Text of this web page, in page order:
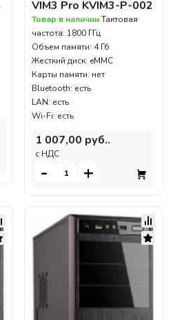
VIM3 Pro KVIM3-P-002
Товар в наличииТактовая
частота: 1800 ГГц
Объем памяти: 4 Гб
Жесткий диск: eMMC
Карты памяти: нет
Bluetooth: есть
LAN: есть
Wi-Fi: есть
1 007,00 руб..
c НДС
- +